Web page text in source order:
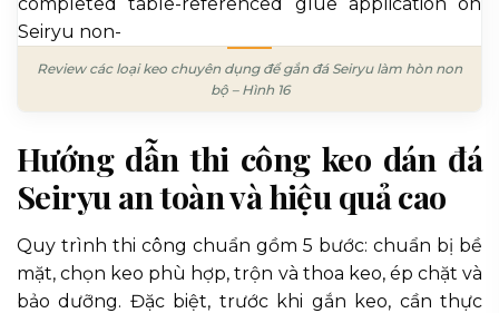
Review các loại keo chuyên dụng để gắn đá Seiryu làm hòn non
bộ – Hình 16
Hướng dẫn thi công keo dán đá
Seiryu an toàn và hiệu quả cao
Quy trình thi công chuẩn gồm 5 bước: chuẩn bị bề
mặt, chọn keo phù hợp, trộn và thoa keo, ép chặt và
bảo dưỡng. Đặc biệt, trước khi gắn keo, cần thực